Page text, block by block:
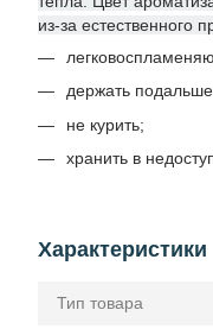
из-за естественного
держать
не курить;
хранить в
Характеристики
Тип товара